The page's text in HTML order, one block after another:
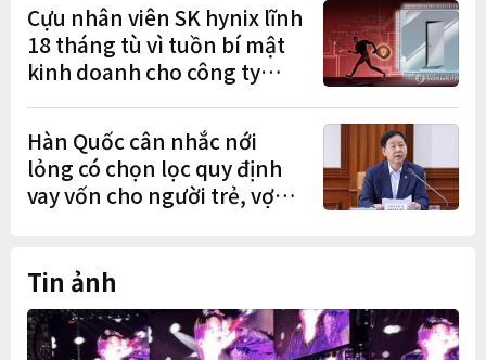
Cựu nhân viên SK hynix lĩnh
18 tháng tù vì tuồn bí mật
kinh doanh cho công ty
Hàn Quốc cân nhắc nới
lỏng có chọn lọc quy định
vay vốn cho người trẻ, vợ
Tin ảnh